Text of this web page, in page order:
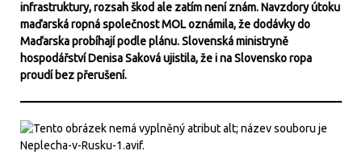
infrastruktury, rozsah škod ale zatím není znám. Navzdory útoku
maďarská ropná společnost MOL oznámila, že dodávky do
Maďarska probíhají podle plánu. Slovenská ministryně
hospodářství Denisa Saková ujistila, že i na Slovensko ropa
proudí bez přerušení.